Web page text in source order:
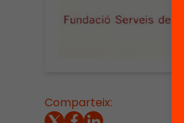
Comparteix: